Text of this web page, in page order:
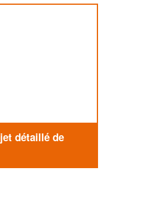
détaillé de